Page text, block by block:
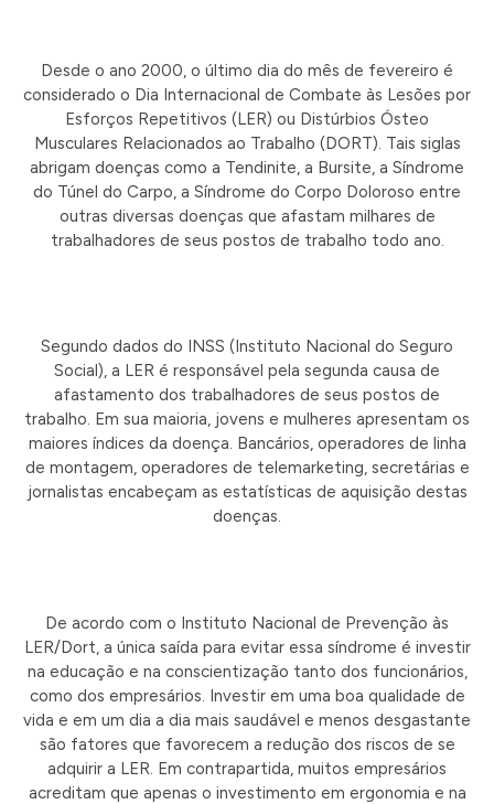
Desde o ano 2000, o último dia do mês de fevereiro é
considerado o Dia Internacional de Combate às Lesões por
Esforços Repetitivos (LER) ou Distúrbios Ósteo
Musculares Relacionados ao Trabalho (DORT). Tais siglas
abrigam doenças como a Tendinite, a Bursite, a Síndrome
do Túnel do Carpo, a Síndrome do Corpo Doloroso entre
outras diversas doenças que afastam milhares de
trabalhadores de seus postos de trabalho todo ano.
Segundo dados do INSS (Instituto Nacional do Seguro
Social), a LER é responsável pela segunda causa de
afastamento dos trabalhadores de seus postos de
trabalho. Em sua maioria, jovens e mulheres apresentam os
maiores índices da doença. Bancários, operadores de linha
de montagem, operadores de telemarketing, secretárias e
jornalistas encabeçam as estatísticas de aquisição destas
doenças.
De acordo com o Instituto Nacional de Prevenção às
LER/Dort, a única saída para evitar essa síndrome é investir
na educação e na conscientização tanto dos funcionários,
como dos empresários. Investir em uma boa qualidade de
vida e em um dia a dia mais saudável e menos desgastante
são fatores que favorecem a redução dos riscos de se
adquirir a LER. Em contrapartida, muitos empresários
acreditam que apenas o investimento em ergonomia e na